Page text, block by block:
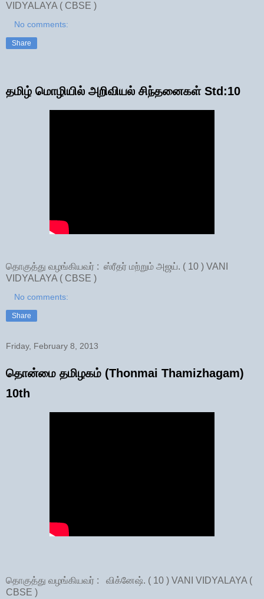
VIDYALAYA ( CBSE )
No comments:
Share
தமிழ் மொழியில் அறிவியல் சிந்தனைகள் Std:10
தொகுத்து வழங்கியவர் : ஸ்ரீதர் மற்றும் அஜய். ( 10 ) VANI
VIDYALAYA ( CBSE )
No comments:
Share
Friday, February 8, 2013
தொன்மை தமிழகம் (Thonmai Thamizhagam)
10th
தொகுத்து வழங்கியவர் : விக்னேஷ். ( 10 ) VANI VIDYALAYA (
CBSE )